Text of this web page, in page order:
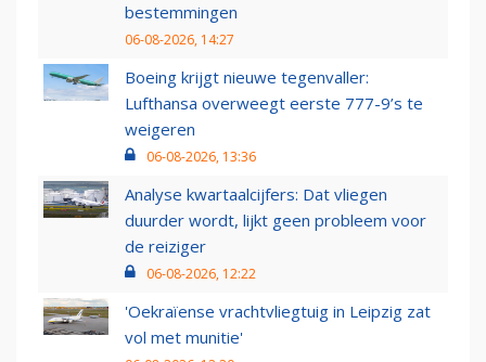
bestemmingen
06-08-2026, 14:27
Boeing krijgt nieuwe tegenvaller:
Lufthansa overweegt eerste 777-9’s te
weigeren
06-08-2026, 13:36
Analyse kwartaalcijfers: Dat vliegen
duurder wordt, lijkt geen probleem voor
de reiziger
06-08-2026, 12:22
'Oekraïense vrachtvliegtuig in Leipzig zat
vol met munitie'